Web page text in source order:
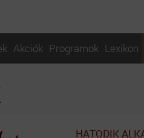
Akciók Programok Lexikon
HATODIK